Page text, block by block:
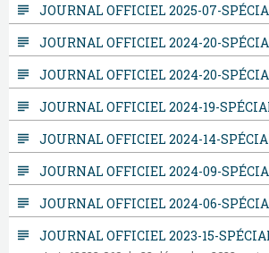
subject JOURNAL OFFICIEL 2025-07-
subject JOURNAL OFFICIEL 2024-20-
subject JOURNAL OFFICIEL 2024-20-
subject JOURNAL OFFICIEL 2024-19-
subject JOURNAL OFFICIEL 2024-14-
subject JOURNAL OFFICIEL 2024-09-
subject JOURNAL OFFICIEL 2024-06-
subject JOURNAL OFFICIEL 2023-15-